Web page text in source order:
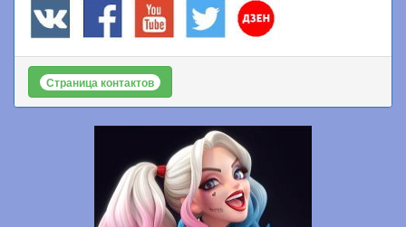
Страница контактов